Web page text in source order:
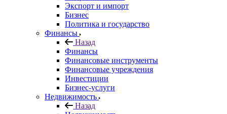
Экспорт и импорт
Бизнес
Политика и государство
Финансы
Назад
Финансы
Финансовые инструменты
Финансовые учреждения
Инвестиции
Бизнес-услуги
Недвижимость
Назад